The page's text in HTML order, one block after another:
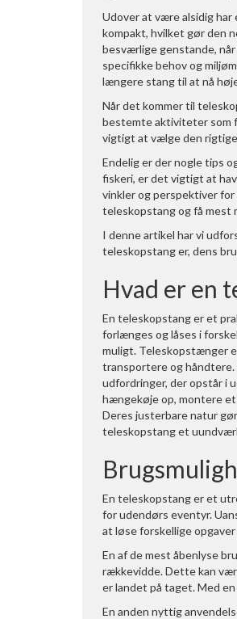
Udover at være alsidig
kompakt, hvilket gør den
besværlige genstande,
specifikke behov og
længere stang til at nå
Når det kommer til
bestemte aktiviteter som
vigtigt at vælge den
Endelig er der nogle tips
fiskeri, er det vigtigt at
vinkler og perspektiver
teleskopstang og få mest
I denne artikel har vi
teleskopstang er, dens
Hvad er en
En teleskopstang er et
forlænges og låses i
muligt. Teleskopstænger
transportere og håndtere.
udfordringer, der opstår i
hængekøje op, montere
Deres justerbare natur
teleskopstang et
En teleskopstang er et
for udendørs eventyr.
at løse forskellige
En af de mest åbenlyse
rækkevidde. Dette kan
er landet på taget. Med
En anden nyttig